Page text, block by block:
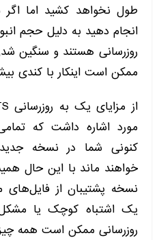
طول نخواهد کشید اما اگر
انجام دهید به دلیل حجم
روزرسانی هستند و سنگین
ممکن است اینکار با کندی
مورد اشاره داشت که
کنونی شما در نسخه
خواهند ماند با این حال
نسخه پشتیبان از فایل‌های
یک اشتباه کوچک یا
روزرسانی ممکن است همه چیز